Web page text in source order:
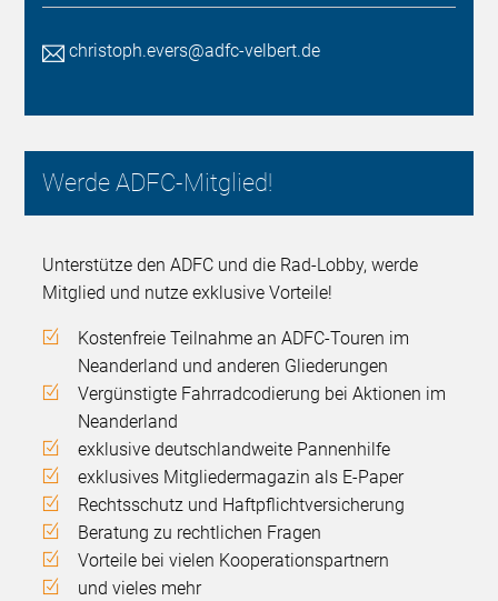
christoph.evers@adfc-velbert.de
Werde ADFC-Mitglied!
Unterstütze den ADFC und die Rad-Lobby, werde
Mitglied und nutze exklusive Vorteile!
Kostenfreie Teilnahme an ADFC-Touren im
Neanderland und anderen Gliederungen
Vergünstigte Fahrradcodierung bei Aktionen im
Neanderland
exklusive deutschlandweite Pannenhilfe
exklusives Mitgliedermagazin als E-Paper
Rechtsschutz und Haftpflichtversicherung
Beratung zu rechtlichen Fragen
Vorteile bei vielen Kooperationspartnern
und vieles mehr